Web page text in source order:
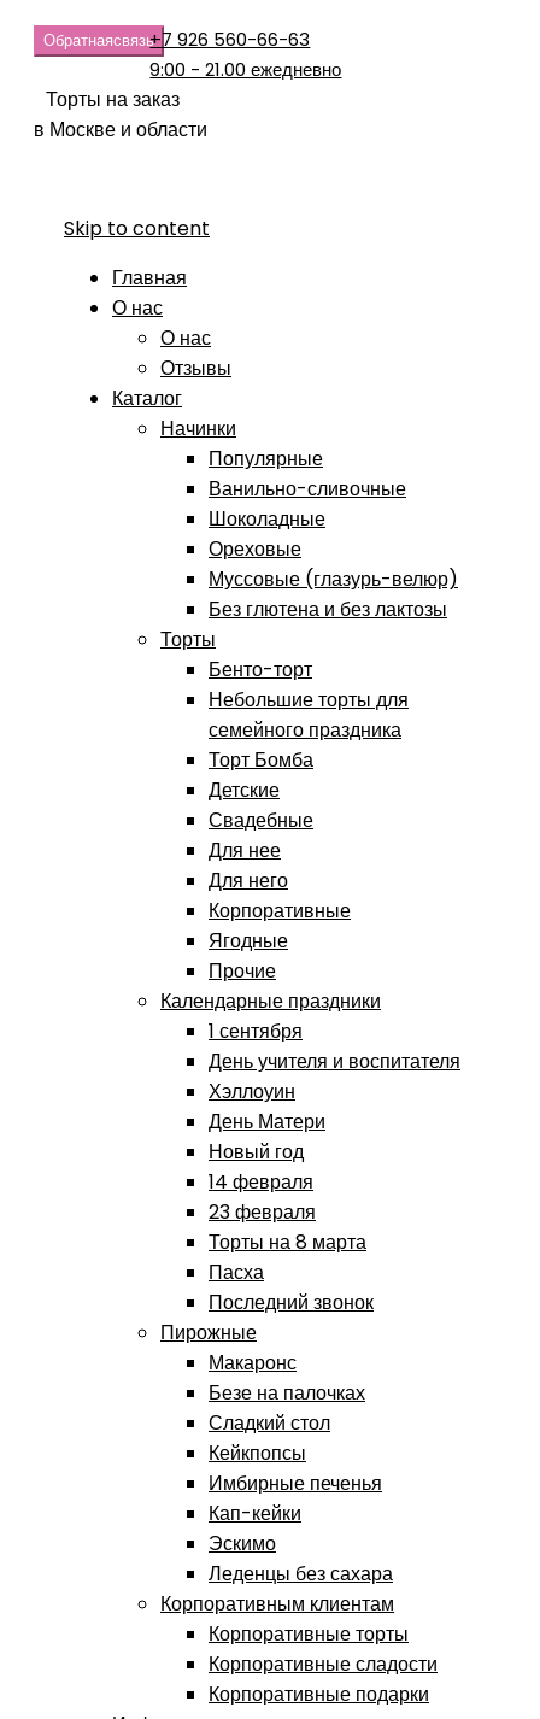
Обратнаясвязь+7 926 560-66-63
9:00 - 21.00 ежедневно
Торты на заказ
в Москве и области
Skip to content
Главная
О нас
О нас
Отзывы
Каталог
Начинки
Популярные
Ванильно-сливочные
Шоколадные
Ореховые
Муссовые (глазурь-велюр)
Без глютена и без лактозы
Торты
Бенто-торт
Небольшие торты для
семейного праздника
Торт Бомба
Детские
Свадебные
Для нее
Для него
Корпоративные
Ягодные
Прочие
Календарные праздники
1 сентября
День учителя и воспитателя
Хэллоуин
День Матери
Новый год
14 февраля
23 февраля
Торты на 8 марта
Пасха
Последний звонок
Пирожные
Макаронс
Безе на палочках
Сладкий стол
Кейкпопсы
Имбирные печенья
Кап-кейки
Эскимо
Леденцы без сахара
Корпоративным клиентам
Корпоративные торты
Корпоративные сладости
Корпоративные подарки